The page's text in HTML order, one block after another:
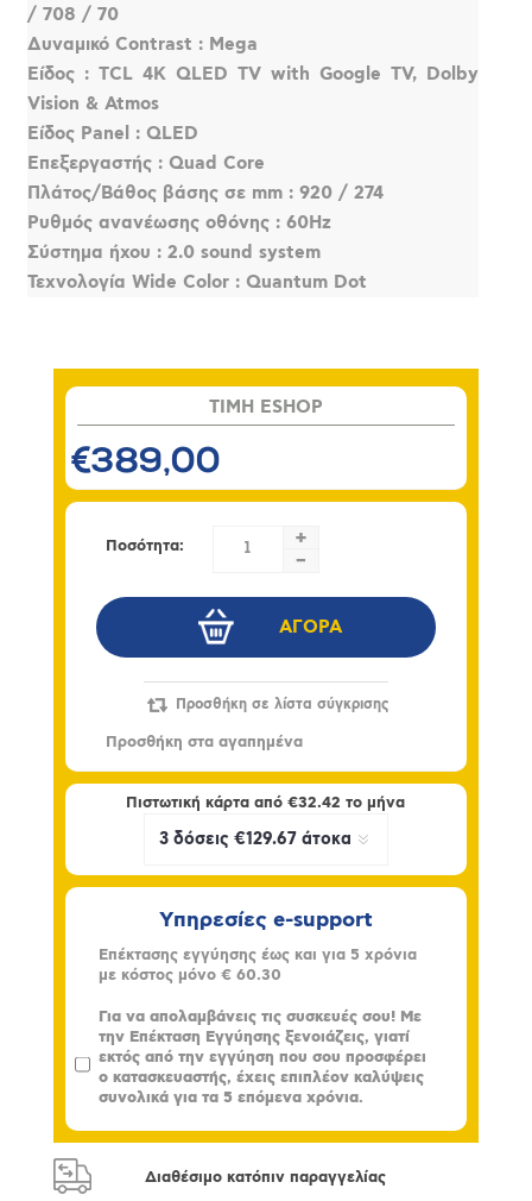
/ 708 / 70
Δυναμικό Contrast : Mega
Είδος : TCL 4K QLED TV with Google TV, Dolby
Vision & Atmos
Είδος Panel : QLED
Επεξεργαστής : Quad Core
Πλάτος/Βάθος βάσης σε mm : 920 / 274
Ρυθμός ανανέωσης οθόνης : 60Hz
Σύστημα ήχου : 2.0 sound system
Τεχνολογία Wide Color : Quantum Dot
TIMH ESHOP
€389,00
Ποσότητα:
+
-
Πιστωτική κάρτα από€32.42 το μήνα
Υπηρεσίες e-support
Επέκτασης εγγύησης έως και για 5 χρόνια
με κόστος μόνο € 60.30
Για να απολαμβάνεις τις συσκευές σου! Με
την Επέκταση Εγγύησης ξενοιάζεις, γιατί
εκτός από την εγγύηση που σου προσφέρει
ο κατασκευαστής, έχεις επιπλέον καλύψεις
συνολικά για τα 5 επόμενα χρόνια.
Διαθέσιμο κατόπιν παραγγελίας